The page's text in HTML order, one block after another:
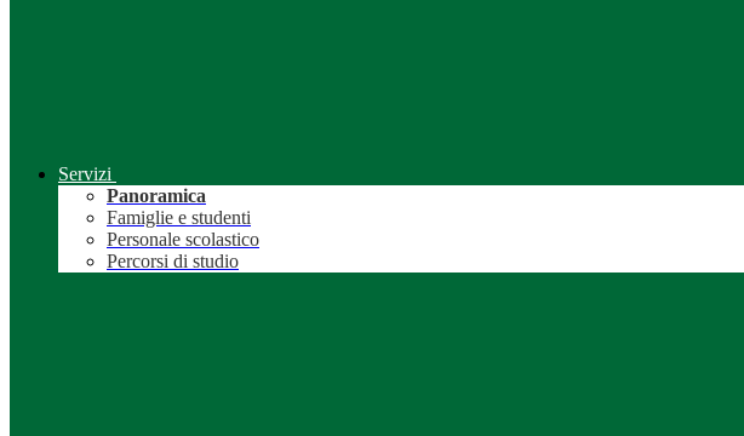
Servizi
Panoramica
Famiglie e studenti
Personale scolastico
Percorsi di studio